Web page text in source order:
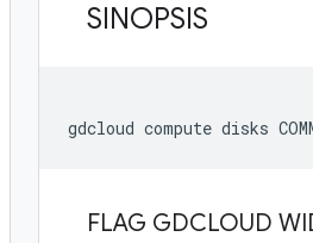
SINOPSIS
FLAG GDCLOUD